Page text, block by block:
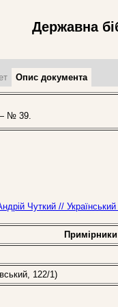
Державна
Опис документа
№ 39.
Чуткий //
Примірники
122/1)